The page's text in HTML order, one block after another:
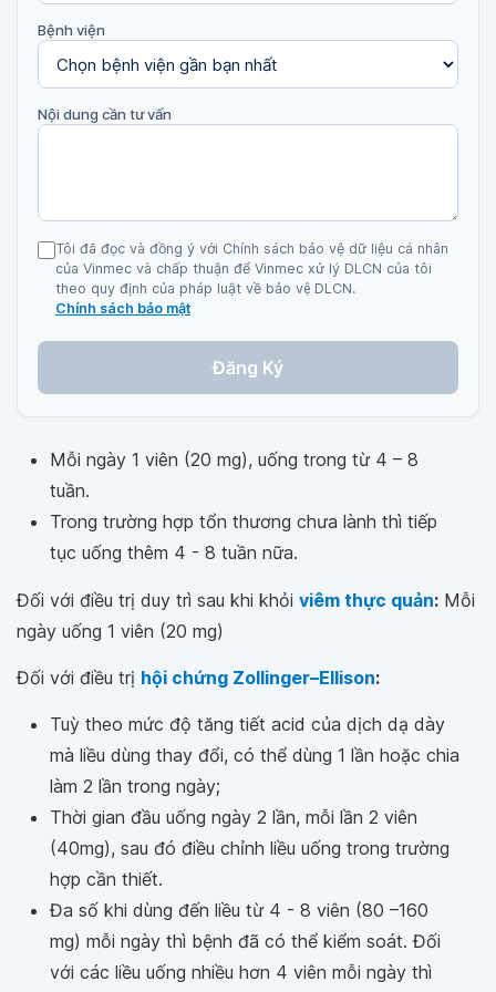
Bệnh viện
Nội dung cần tư vấn
Tôi đã đọc và đồng ý với Chính sách bảo vệ dữ liệu cá nhân
của Vinmec và chấp thuận để Vinmec xử lý DLCN của tôi
theo quy định của pháp luật về bảo vệ DLCN.
Chính sách bảo mật
Đăng Ký
Mỗi ngày 1 viên (20 mg), uống trong từ 4 – 8
tuần.
Trong trường hợp tổn thương chưa lành thì tiếp
tục uống thêm 4 - 8 tuần nữa.
Đối với điều trị duy trì sau khi khỏi viêm thực quản: Mỗi
ngày uống 1 viên (20 mg)
Đối với điều trị hội chứng Zollinger–Ellison:
Tuỳ theo mức độ tăng tiết acid của dịch dạ dày
mà liều dùng thay đổi, có thể dùng 1 lần hoặc chia
làm 2 lần trong ngày;
Thời gian đầu uống ngày 2 lần, mỗi lần 2 viên
(40mg), sau đó điều chỉnh liều uống trong trường
hợp cần thiết.
Đa số khi dùng đến liều từ 4 - 8 viên (80 –160
mg) mỗi ngày thì bệnh đã có thể kiểm soát. Đối
với các liều uống nhiều hơn 4 viên mỗi ngày thì